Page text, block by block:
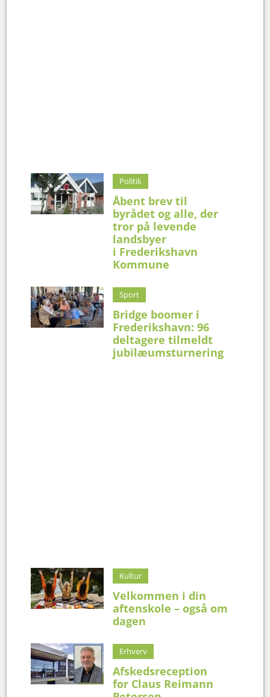
Politik
Åbent brev til
byrådet og alle, der
tror på levende
landsbyer
i Frederikshavn
Kommune
Sport
Bridge boomer i
Frederikshavn: 96
deltagere tilmeldt
jubilæumsturnering
Kultur
Velkommen i din
aftenskole – også om
dagen
Erhverv
Afskedsreception
for Claus Reimann